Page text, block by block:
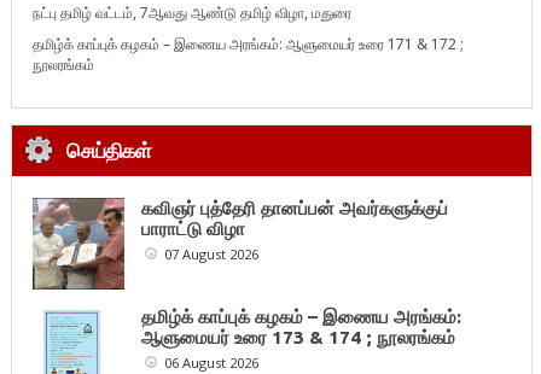
நட்பு தமிழ் வட்டம், 7ஆவது ஆண்டு தமிழ் விழா, மதுரை
தமிழ்க் காப்புக் கழகம் – இணைய அரங்கம்: ஆளுமையர் உரை 171 & 172 ;
நூலரங்கம்
செய்திகள்
கவிஞர் புத்தேரி தானப்பன் அவர்களுக்குப்
பாராட்டு விழா
07 August 2026
தமிழ்க் காப்புக் கழகம் – இணைய அரங்கம்:
ஆளுமையர் உரை 173 & 174 ; நூலரங்கம்
06 August 2026